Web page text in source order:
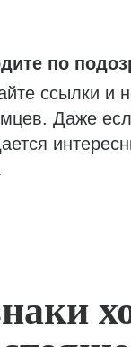
по
ссылки и
Даже